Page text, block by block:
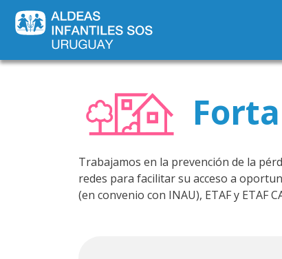
Trabajamos en la prevención de la
redes para facilitar su acceso a
(en convenio con INAU), ETAF y ETAF